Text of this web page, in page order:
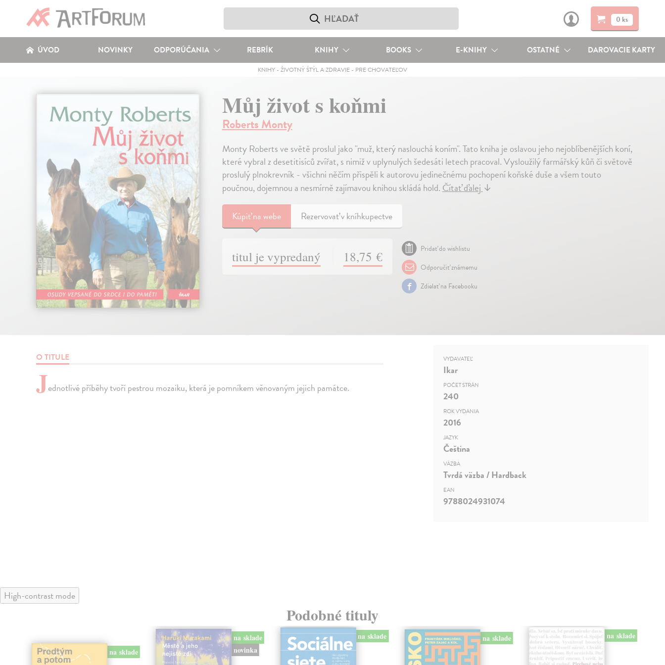
0 ks
ÚVOD NOVINKY ODPORÚČANIA REBRÍK KNIHY BOOKS E-KNIHY OSTATNÉ DAROVACIE KARTY
KNIHY- ŽIVOTNÝ ŠTÝL A ZDRAVIE- PRE CHOVATEĽOV
Můj život s koňmi
Roberts Monty
Monty Roberts ve světě proslul jako "muž, který naslouchá koním". Tato kniha je oslavou jeho nejoblíbenějších koní,
které vybral z desetitisíců zvířat, s nimiž v uplynulých šedesáti letech pracoval. Vysloužilý farmářský kůň či světově
proslulý plnokrevník - všichni něčím přispěli k autorovu jedinečnému pochopení koňské duše a všem touto
poučnou, dojemnou a nesmírně zajímavou knihou skládá hold.Čítať ďalej↓
Kúpiťna webe Rezervovať v kníhkupectve
titul je vypredaný 18,75 €
Pridať do wishlistu
Odporučiť známemu
Zdielať na Facebooku
O TITULE
Jednotlivé příběhy tvoří pestrou mozaiku, která je pomníkem věnovaným jejich památce.
VYDAVATEĽ
Ikar
POČET STRÁN
240
ROK VYDANIA
2016
JAZYK
Čeština
VÄZBA
Tvrdá väzba / Hardback
EAN
9788024931074
High-contrast mode
Podobné tituly
na sklade
na sklade
novinka
na sklade na sklade na sklade